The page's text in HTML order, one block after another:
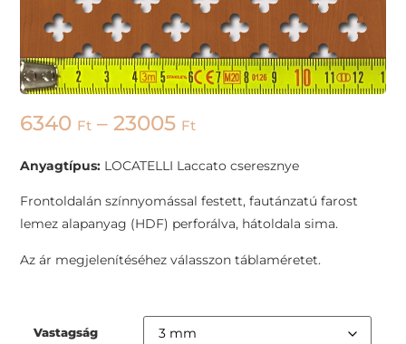
6340 Ft – 23005 Ft
Anyagtípus: LOCATELLI Laccato cseresznye
Frontoldalán színnyomással festett, fautánzatú farost
lemez alapanyag (HDF) perforálva, hátoldala sima.
Az ár megjelenítéséhez válasszon táblaméretet.
Vastagság